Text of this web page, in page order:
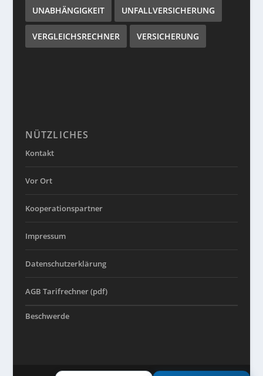
UNABHÄNGIGKEIT UNFALLVERSICHERUNG
VERGLEICHSRECHNER VERSICHERUNG
NÜTZLICHES
Kontakt
Vor Ort
Kooperationspartner
Impressum
Datenschutzerklärung
AGB Tarifrechner (pdf)
Beschwerde